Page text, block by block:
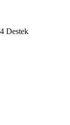
Destek